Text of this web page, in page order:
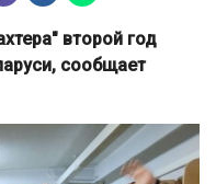
второй год
сообщает